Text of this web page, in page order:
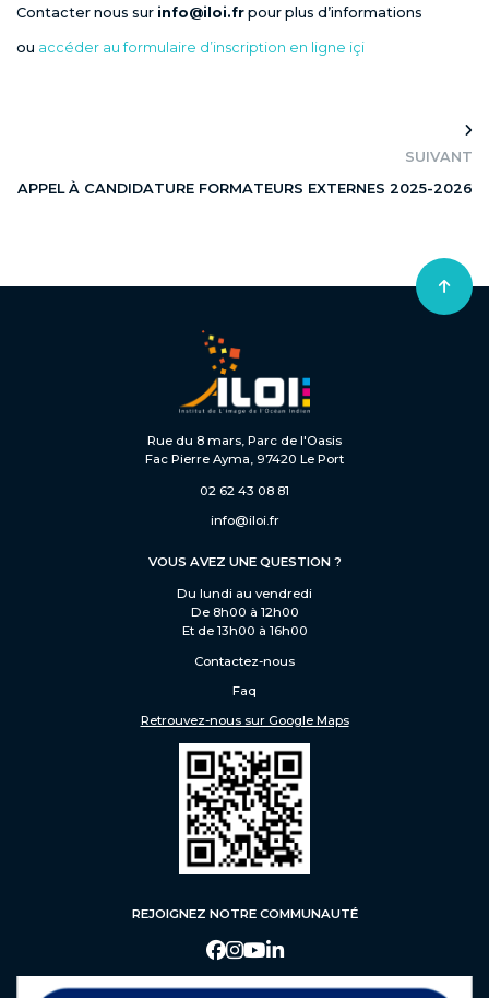
Contacter nous sur info@iloi.fr pour plus d’informations
ou accéder au formulaire d’inscription en ligne içi
SUIVANT
APPEL À CANDIDATURE FORMATEURS EXTERNES 2025-2026
Rue du 8 mars, Parc de l'Oasis
Fac Pierre Ayma, 97420 Le Port
02 62 43 08 81
info@iloi.fr
VOUS AVEZ UNE QUESTION ?
Du lundi au vendredi
De 8h00 à 12h00
Et de 13h00 à 16h00
Contactez-nous
Faq
Retrouvez-nous sur Google Maps
REJOIGNEZ NOTRE COMMUNAUTÉ